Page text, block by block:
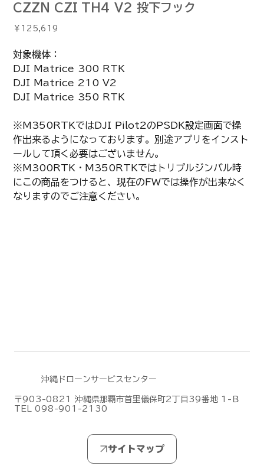
CZZN CZI TH4 V2 投下フック
価
格
￥125,619
対象機体：
DJI Matrice 300 RTK
DJI Matrice 210 V2
DJI Matrice 350 RTK
※M350RTKではDJI Pilot2のPSDK設定画面で操
作出来るようになっております。別途アプリをインスト
ールして頂く必要はございません。
※M300RTK・M350RTKではトリプルジンバル時
にこの商品をつけると、現在のFWでは操作が出来なく
なりますのでご注意ください。
沖縄ドローンサービスセンター
〒903-0821 沖縄県那覇市首里儀保町2丁目39番地 1-Ｂ
TEL 098-901-2130